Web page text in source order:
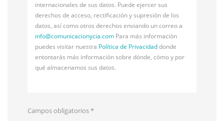
internacionales de sus datos. Puede ejercer sus
derechos de acceso, rectificación y supresión de los
datos, así como otros derechos enviando un correo a
info@comunicacionycia.com Para más información
puedes visitar nuestra Política de Privacidaddonde
entontarás más información sobre dónde, cómo y por
qué almacenamos sus datos.
Campos obligatorios*